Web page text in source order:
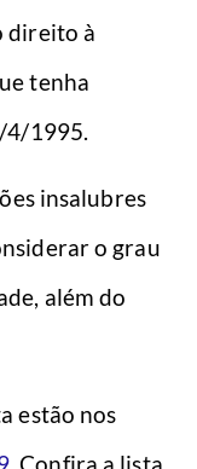
direito à
tenha
4/1995.
insalubres
o grau
além do
estão nos
. Confira a lista